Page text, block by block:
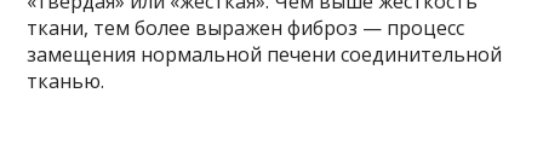
ткани, тем более выражен фиброз — процесс
замещения нормальной печени соединительной
тканью.